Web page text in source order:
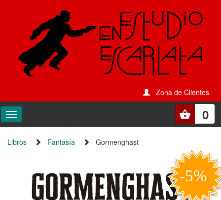
Zona de Clientes
0
Libros Fantasía Gormenghast